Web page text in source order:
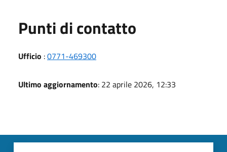
Punti di contatto
Ufficio :0771-469300
Ultimo aggiornamento: 22 aprile 2026, 12:33